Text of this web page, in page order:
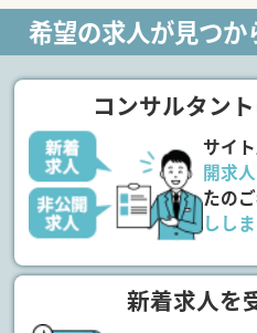
希望の求人が見つ
コンサルタン
サイ
開求人
たの
ししま
新着求人を